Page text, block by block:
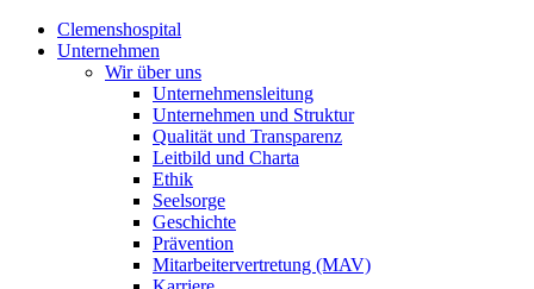
Clemenshospital
Unternehmen
Wir über uns
Unternehmensleitung
Unternehmen und Struktur
Qualität und Transparenz
Leitbild und Charta
Ethik
Seelsorge
Geschichte
Prävention
Mitarbeitervertretung (MAV)